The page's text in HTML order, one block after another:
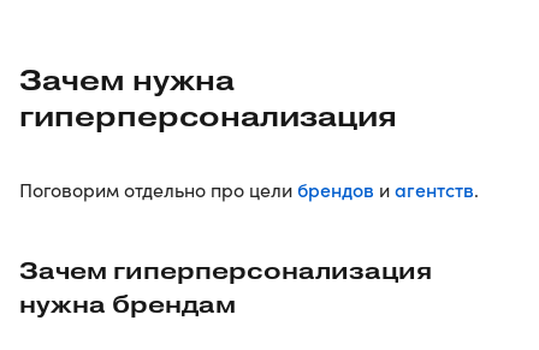
Зачем нужна
гиперперсонализация
Поговорим отдельно про цели брендов иагентств.
Зачем гиперперсонализация
нужна брендам